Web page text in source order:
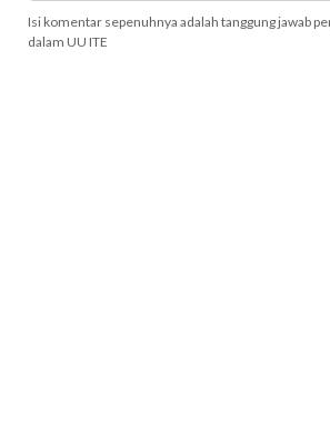
Isi komentar sepenuhnya adalah tanggung jawab
dalam UU ITE